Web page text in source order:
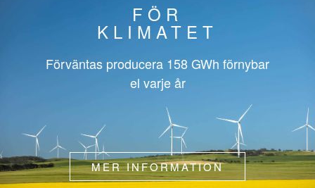
FÖR
KLIMATET
Förväntas producera 158 GWh förnybar
el varje år
MER INFORMATION